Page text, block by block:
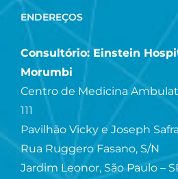
ENDEREÇOS
Consultório: Einstein
Morumbi
Centro de Medicina
111
Pavilhão Vicky e Joseph
Rua Ruggero Fasano, S/N
Jardim Leonor, São Paulo –